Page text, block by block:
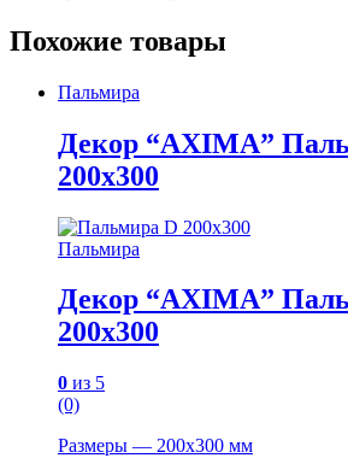
Похожие товары
Пальмира
Декор “AXIMA”
200х300
Пальмира
Декор “AXIMA”
200х300
0 из 5
(0)
Размеры — 200х300 мм